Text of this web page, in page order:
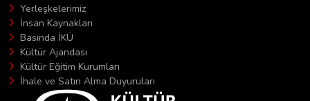
Yerleşkelerimiz
İnsan Kaynakları
Basında İKÜ
Kültür Ajandası
Kültür Eğitim Kurumları
İhale ve Satın Alma Duyuruları